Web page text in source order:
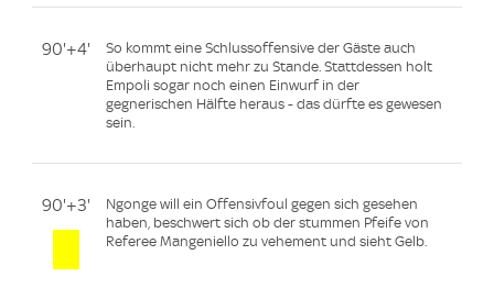
90'+4'
So kommt eine Schlussoffensive der Gäste auch
überhaupt nicht mehr zu Stande. Stattdessen holt
Empoli sogar noch einen Einwurf in der
gegnerischen Hälfte heraus - das dürfte es gewesen
sein.
90'+3'
Ngonge will ein Offensivfoul gegen sich gesehen
haben, beschwert sich ob der stummen Pfeife von
Referee Mangeniello zu vehement und sieht Gelb.